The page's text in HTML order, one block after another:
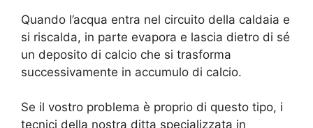
Quando l’acqua entra nel circuito della caldaia e
si riscalda, in parte evapora e lascia dietro di sé
un deposito di calcio che si trasforma
successivamente in accumulo di calcio.
Se il vostro problema è proprio di questo tipo, i
tecnici della nostra ditta specializzata in